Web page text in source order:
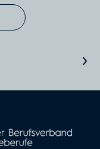
Nächster Artikel